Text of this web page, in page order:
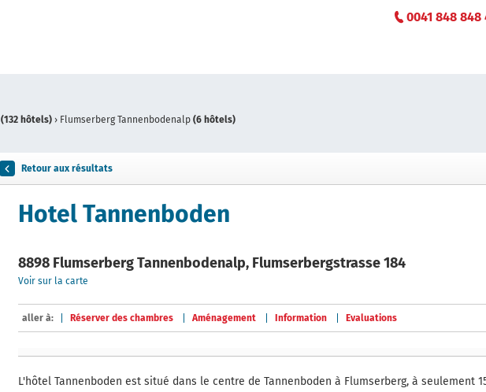
0041 848 848
(132 hôtels) › Flumserberg Tannenbodenalp (6 hôtels)
Retour aux résultats
Hotel Tannenboden
8898 Flumserberg Tannenbodenalp, Flumserbergstrasse 184
Voir sur la carte
aller à: Réserver des chambres Aménagement Information Evaluations
L'hôtel Tannenboden est situé dans le centre de Tannenboden à Flumserberg, à seulement